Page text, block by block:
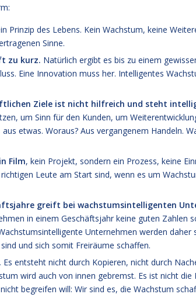
Prinzip des Lebens. Kein Wachstum, keine
Sinne.
zu kurz. Natürlich ergibt es bis zu einem
Eine Innovation muss her. Intelligentes
Ziele ist nicht hilfreich und steht
um Sinn für den Kunden, um
etwas. Woraus? Aus vergangenem Handeln.
Film, kein Projekt, sondern ein Prozess, keine
Leute am Start sind, wenn es um
greift bei wachstumsintelligenten
in einem Geschäftsjahr keine guten Zahlen
Unternehmen werden daher
und sich somit Freiräume schaffen.
Es entsteht nicht durch Kopieren, nicht durch
wird auch von innen gebremst. Es ist nicht
begreifen will: Wir sind es, die Wachstum